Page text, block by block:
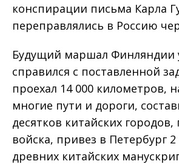
конспирации письма Карла
переправлялись в Россию
Будущий маршал Финляндии
справился с поставленной
проехал 14 000 километров,
многие пути и дороги,
десятков китайских городов,
войска, привез в Петербург
древних китайских